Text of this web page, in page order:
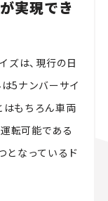
実現でき
は、現行の日
5ナンバーサイ
はもちろん車両
転可能である
となっているド